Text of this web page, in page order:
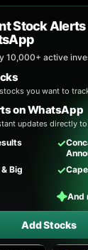
Stock Alerts
10,000+ active
you want to
on WhatsApp
updates directly
✓
Big
✓
✦And
Add Stocks